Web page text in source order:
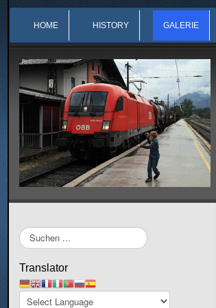
HOME HISTORY GALERIE
Suchen
...
Translator